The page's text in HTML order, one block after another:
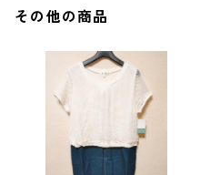
その他の商品